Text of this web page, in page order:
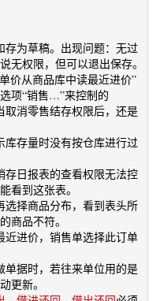
存为草稿。出现问题：无过
无权限，但可以退出保存。
价从商品库中读最近进价”
项“销售…”来控制的
取消零售结存权限后，还是
库存量时没有按仓库进行过
存日报表的查看权限无法控
看到这张表。
选择商品分布，看到表头所
商品不符。
近进价，销售单选择此订单
单据时，若往来单位用的是
更新。